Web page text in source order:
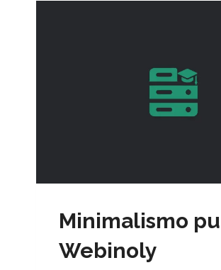
Minimalismo
Webinoly